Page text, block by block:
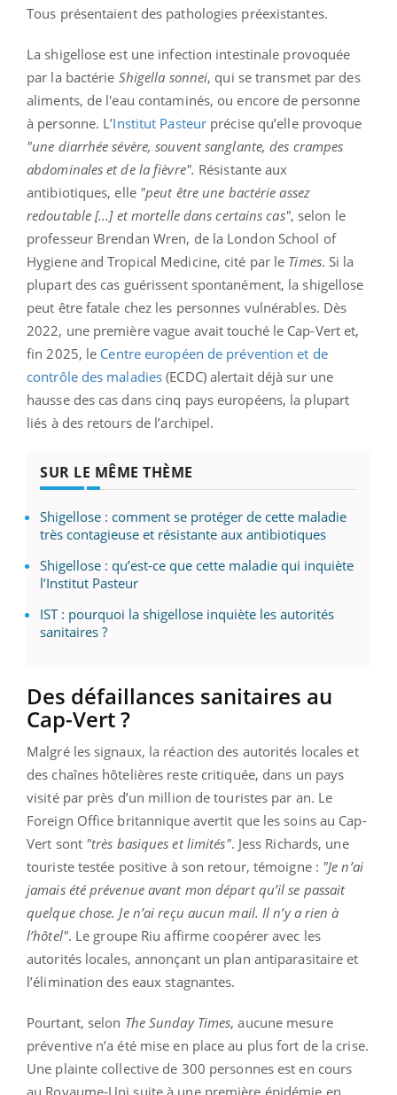
Tous présentaient des pathologies préexistantes.
La shigellose est une infection intestinale provoquée
par la bactérie Shigella sonnei, qui se transmet par des
aliments, de l'eau contaminés, ou encore de personne
à personne. L’Institut Pasteur précise qu’elle provoque
"une diarrhée sévère, souvent sanglante, des crampes
abdominales et de la fièvre". Résistante aux
antibiotiques, elle"peut être une bactérie assez
redoutable [...] et mortelle dans certains cas", selon le
professeur Brendan Wren, de la London School of
Hygiene and Tropical Medicine, cité par le Times. Si la
plupart des cas guérissent spontanément, la shigellose
peut être fatale chez les personnes vulnérables. Dès
2022, une première vague avait touché le Cap-Vert et,
fin 2025, le Centre européen de prévention et de
contrôle des maladies (ECDC) alertait déjà sur une
hausse des cas dans cinq pays européens, la plupart
liés à des retours de l’archipel.
SUR LE MÊME THÈME
Shigellose : comment se protéger de cette maladie
très contagieuse et résistante aux antibiotiques
Shigellose : qu’est-ce que cette maladie qui inquiète
l’Institut Pasteur
IST : pourquoi la shigellose inquiète les autorités
sanitaires ?
Des défaillances sanitaires au
Cap-Vert ?
Malgré les signaux, la réaction des autorités locales et
des chaînes hôtelières reste critiquée, dans un pays
visité par près d’un million de touristes par an. Le
Foreign Office britannique avertit que les soins au Cap-
Vert sont "très basiques et limités". Jess Richards, une
touriste testée positive à son retour, témoigne : "Je n’ai
jamais été prévenue avant mon départ qu’il se passait
quelque chose. Je n’ai reçu aucun mail. Il n’y a rien à
l’hôtel". Le groupe Riu affirme coopérer avec les
autorités locales, annonçant un plan antiparasitaire et
l’élimination des eaux stagnantes.
Pourtant, selon The Sunday Times, aucune mesure
préventive n’a été mise en place au plus fort de la crise.
Une plainte collective de 300 personnes est en cours
au Royaume-Uni suite à une première épidémie en